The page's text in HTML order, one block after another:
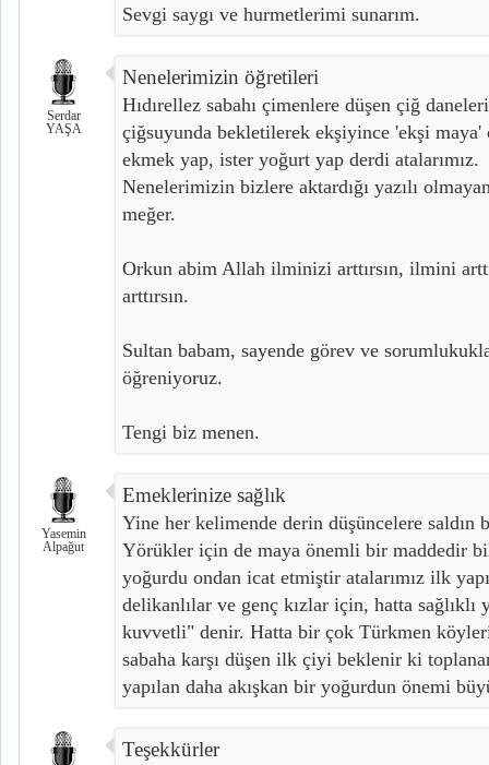
Sevgi saygı ve hurmetlerimi sunarım.
Serdar
YAŞA
Nenelerimizin öğretileri
Hıdırellez sabahı çimenlere düşen çiğ
çiğsuyunda bekletilerek ekşiyince 'ekşi
ekmek yap, ister yoğurt yap derdi atalarımız.
Nenelerimizin bizlere aktardığı yazılı
meğer.
Orkun abim Allah ilminizi arttırsın, ilmini
arttırsın.
Sultan babam, sayende görev ve
öğreniyoruz.
Tengi biz menen.
Yasemin
Alpağut
Emeklerinize sağlık
Yine her kelimende derin düşüncelere
Yörükler için de maya önemli bir maddedir
yoğurdu ondan icat etmiştir atalarımız ilk
delikanlılar ve genç kızlar için, hatta sağlıklı
kuvvetli" denir. Hatta bir çok Türkmen
sabaha karşı düşen ilk çiyi beklenir ki
yapılan daha akışkan bir yoğurdun önemi
Teşekkürler